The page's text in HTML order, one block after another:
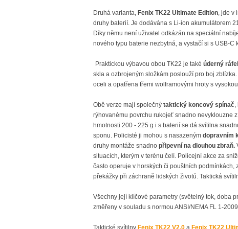
Druhá varianta, Fenix TK22 Ultimate Edition, jde v
druhy baterií. Je dodávána s Li-ion akumulátorem
Díky němu není uživatel odkázán na speciální
nového typu baterie nezbytná, a vystačí si s USB-
Praktickou výbavou obou TK22 je také úderný
skla a ozbrojeným složkám poslouží pro boj
oceli a opatřena třemi wolframovými hroty s
Obě verze mají společný taktický koncový spínač,
rýhovanému povrchu rukojeť snadno nevyklouzne
hmotnosti 200 - 225 g i s baterií se dá svítilna
sponu. Policisté ji mohou s nasazeným dopravním
druhy montáže snadno připevní na dlouhou zbraň.
situacích, kterým v terénu čelí. Policejní akce za
často operuje v horských či pouštních
překážky při záchraně lidských životů. Taktická
Všechny její klíčové parametry (světelný tok, doba
změřeny v souladu s normou ANSI/NEMA FL 1-
Taktické svítilny Fenix TK22 V2.0 a Fenix TK22